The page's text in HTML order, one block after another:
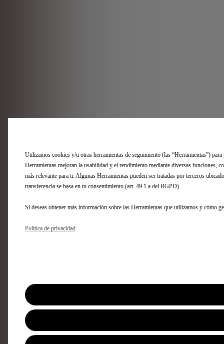
Utilizamos cookies y/u otras herramientas de seguimiento (las “Herramientas”)
Herramientas mejoran la usabilidad y el rendimiento mediante diversas funciones,
más relevante para ti. Algunas Herramientas pueden ser tratadas por terceros
transferencia se basa en tu consentimiento (art. 49.1.a del RGPD).
Si deseas obtener más información sobre las Herramientas que utilizamos y cómo
Política de privacidad